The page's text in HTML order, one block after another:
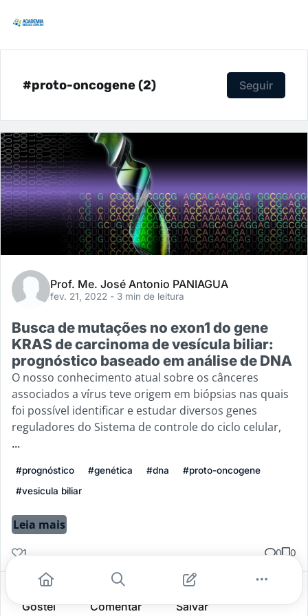
#proto-oncogene (2) Seguir
Prof. Me. José Antonio PANIAGUA
fev. 21, 2022 - 3 min de leitura
Busca de mutações no exon1 do gene
KRAS de carcinoma de vesícula biliar:
prognóstico baseado em análise de DNA
O nosso conhecimento atual sobre os cânceres
associados a vírus teve origem em biópsias nas quais
foi possível identificar e estudar diversos genes
reguladores do Sistema de controle do ciclo celular,
...
#prognóstico #genética #dna
#proto-oncogene
#vesicula biliar
Leia mais
1 0 0
Gostei Comentar Salvar